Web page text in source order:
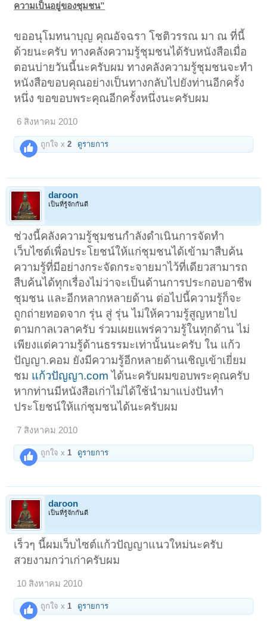
ความเป็นอยู่ของชุมชน”
ขออนุโมทนาบุญ คุณอัจฉรา โชติวรรณ มา ณ ที่นี้
ด้วยนะครับ ทางคลังความรู้ชุมชนได้รับหนังสือเมื่อ
ตอนบ่ายวันนี้นะครับผม ทางคลังความรู้ชุมชนจะทำ
หนังสือขอบคุณอย่างเป็นทางกลับไปยังท่านอีกครั้ง
หนึ่ง ขอขอบพระคุณอีกครั้งหนึ่งนะครับผม
6 สิงหาคม 2010
ถูกใจ x2 ดูรายการ
daroon
เป็นที่รู้จักกันดี
ช่วงนี้คลังความรู้ชุมชนกำลังดำเนินการจัดทำ
เว็บไซต์เพื่อประโยชน์ให้แก่ชุมชนได้เข้ามาสืบค้น
ความรู้ที่มีอย่างกระจัดกระจายมาไว้ที่เดียวสามารถ
สืบค้นได้ทุกเรื่องไม่ว่าจะเป็นด้านการประกอบอาชีพ
ชุมชน และอีกหลากหลายด้าน ต่อไปนี้ความรู้ก็จะ
ถูกถ่ายทอดจาก รุ่น สู่ รุ่น ไม่ให้ความรู้สูญหายไป
ตามกาลเวลาครับ ร่วมเผยแพร่ความรู้ในทุกด้าน ไม่
เพียงแต่ความรู้ด้านธรรมะเท่านั้นนะครับ ใน แก้ว
ปัญญา.คอม ยังมีความรู้อีกหลายด้านเชิญเข้าเยี่ยม
ชม แก้วปัญญา.com ได้นะครับผมขอบพระคุณครับ
หากท่านมีหนังสือเก่าไม่ได้ใช้นำมาแบ่งปันทำ
ประโยชน์ให้แก่ชุมชนได้นะครับผม
7 สิงหาคม 2010
ถูกใจ x 1 ดูรายการ
daroon
เป็นที่รู้จักกันดี
เร็วๆ นี้ผมเว็บไซต์แก้วปัญญาแนวใหม่นะครับ
สวยงามกว่าเก่าครับผม
10 สิงหาคม 2010
ถูกใจ x1 ดูรายการ